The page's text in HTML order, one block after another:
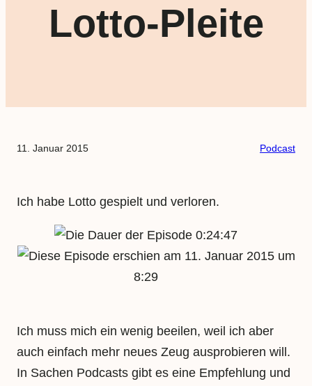
Lotto-Pleite
11. Januar 2015 Podcast
Ich habe Lotto gespielt und verloren.
0:24:47
11. Januar 2015 um
8:29
Ich muss mich ein wenig beeilen, weil ich aber
auch einfach mehr neues Zeug ausprobieren will.
In Sachen Podcasts gibt es eine Empfehlung und